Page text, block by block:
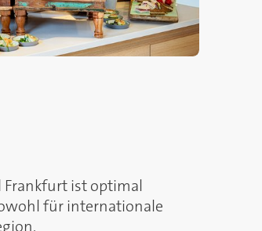
Frankfurt ist optimal
für internationale